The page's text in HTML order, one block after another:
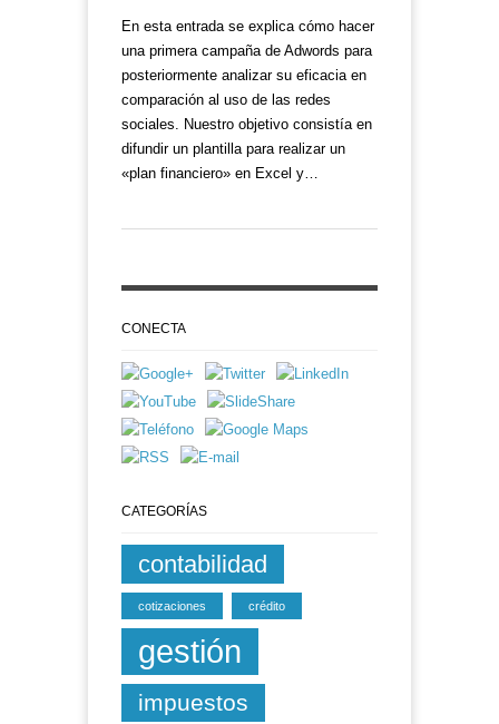
En esta entrada se explica cómo hacer
una primera campaña de Adwords para
posteriormente analizar su eficacia en
comparación al uso de las redes
sociales. Nuestro objetivo consistía en
difundir un plantilla para realizar un
«plan financiero» en Excel y…
CONECTA
CATEGORÍAS
contabilidad
cotizaciones crédito
gestión
impuestos